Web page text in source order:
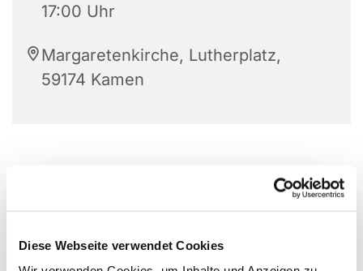
Diese Webseite verwendet Cookies
17:00 Uhr
Margaretenkirche, Lutherplatz,
59174 Kamen